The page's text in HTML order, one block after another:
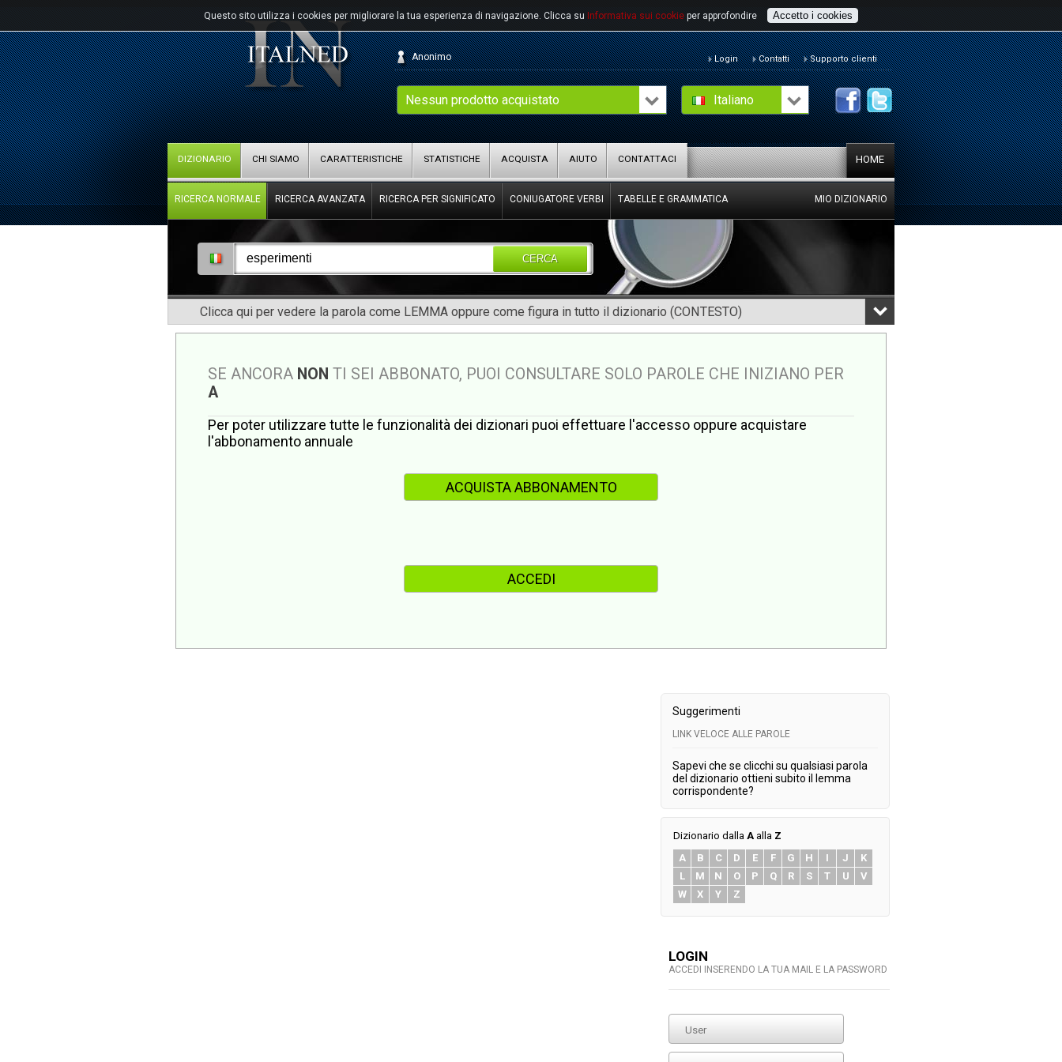
Questo sito utilizza i cookies per migliorare la tua esperienza di navigazione. Clicca su Informativa sui cookie per approfondire Accetto i cookies
Italiano
Nessun prodotto acquistato
Anonimo Login Contatti Supporto clienti
HOME
DIZIONARIO CHI SIAMO CARATTERISTICHE STATISTICHE ACQUISTA AIUTO CONTATTACI
RICERCA NORMALE RICERCA AVANZATA RICERCA PER SIGNIFICATO CONIUGATORE VERBI TABELLE E GRAMMATICA MIO DIZIONARIO
CERCA
Clicca qui per vedere la parola come LEMMA oppure come figura in tutto il dizionario (CONTESTO)
SE ANCORA NON TI SEI ABBONATO, PUOI CONSULTARE SOLO PAROLE CHE INIZIANO PER
A
Per poter utilizzare tutte le funzionalità dei dizionari puoi effettuare l'accesso oppure acquistare
l'abbonamento annuale
ACQUISTA ABBONAMENTO
ACCEDI
Suggerimenti
LINK VELOCE ALLE PAROLE
Sapevi che se clicchi su qualsiasi parola
del dizionario ottieni subito il lemma
corrispondente?
Dizionario dalla A alla Z
A
B C D E F G H I J
K
L
M N O P Q R S T U
V
W
X Y Z
LOGIN
ACCEDI INSERENDO LA TUA MAIL E LA PASSWORD